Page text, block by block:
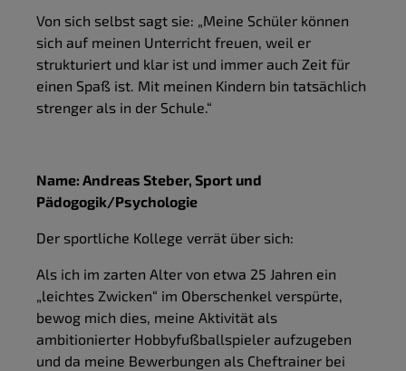
Von sich selbst sagt sie: „Meine Schüler können
sich auf meinen Unterricht freuen, weil er
strukturiert und klar ist und immer auch Zeit für
einen Spaß ist. Mit meinen Kindern bin tatsächlich
strenger als in der Schule.“
Name: Andreas Steber, Sport und
Pädogogik/Psychologie
Der sportliche Kollege verrät über sich:
Als ich im zarten Alter von etwa 25 Jahren ein
„leichtes Zwicken“ im Oberschenkel verspürte,
bewog mich dies, meine Aktivität als
ambitionierter Hobbyfußballspieler aufzugeben
und da meine Bewerbungen als Cheftrainer bei